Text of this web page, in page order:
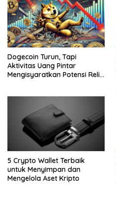
Dogecoin Turun, Tapi
Aktivitas Uang Pintar
Mengisyaratkan Potensi Reli
5 Crypto Wallet Terbaik
untuk Menyimpan dan
Mengelola Aset Kripto